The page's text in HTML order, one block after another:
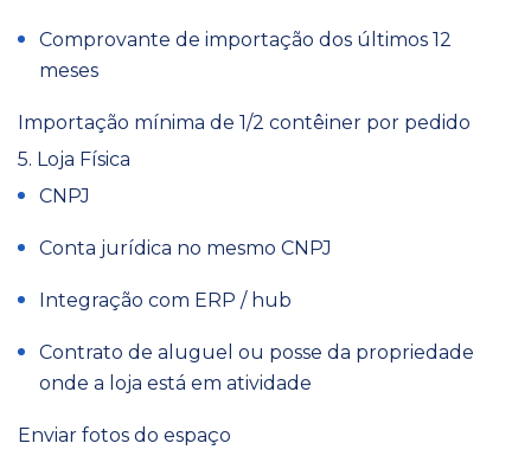
Comprovante de importação dos últimos 12
meses
Importação mínima de 1/2 contêiner por pedido
5. Loja Física
CNPJ
Conta jurídica no mesmo CNPJ
Integração com ERP / hub
Contrato de aluguel ou posse da propriedade
onde a loja está em atividade
Enviar fotos do espaço